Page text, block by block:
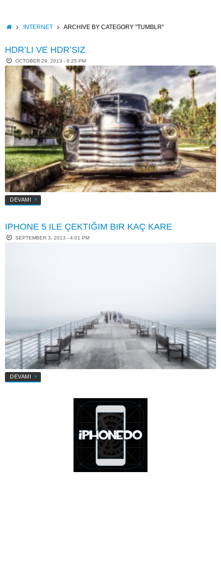
contentHOMEINTERNET ARCHIVE BY CATEGORY "TUMBLR"
HDR’LI VE HDR’SIZ
OCTOBER 29, 2013 - 6:25 PM
DEVAMI
IPHONE 5 ILE ÇEKTIĞIM BIR KAÇ KARE
SEPTEMBER 3, 2013 - 4:01 PM
DEVAMI